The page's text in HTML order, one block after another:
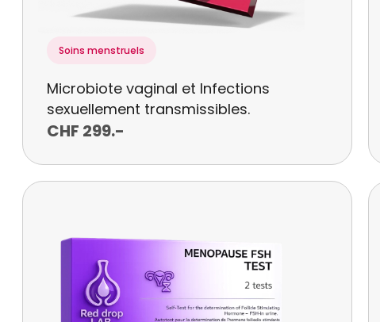
Soins menstruels
Microbiote vaginal et Infections
sexuellement transmissibles.
CHF 299.-